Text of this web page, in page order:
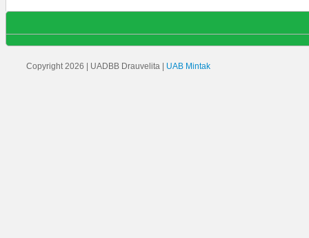
Copyright 2026 | UADBB Drauvelita | UAB Mintak